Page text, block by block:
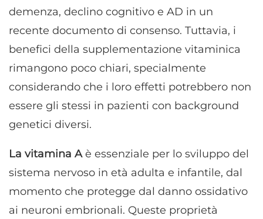
demenza, declino cognitivo e AD in un
recente documento di consenso. Tuttavia, i
benefici della supplementazione vitaminica
rimangono poco chiari, specialmente
considerando che i loro effetti potrebbero non
essere gli stessi in pazienti con background
genetici diversi.
La vitamina Aè essenziale per lo sviluppo del
sistema nervoso in età adulta e infantile, dal
momento che protegge dal danno ossidativo
ai neuroni embrionali. Queste proprietà